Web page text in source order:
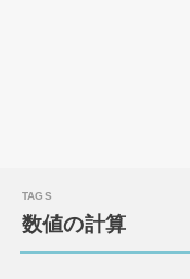
数値の計算